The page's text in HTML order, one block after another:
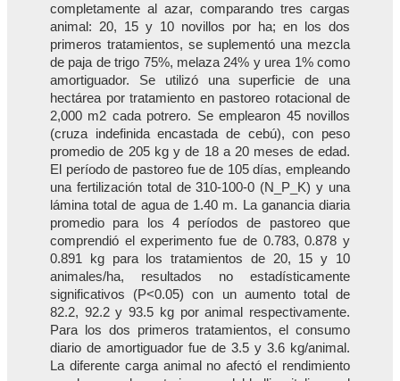
completamente al azar, comparando tres cargas
animal: 20, 15 y 10 novillos por ha; en los dos
primeros tratamientos, se suplementó una mezcla
de paja de trigo 75%, melaza 24% y urea 1% como
amortiguador. Se utilizó una superficie de una
hectárea por tratamiento en pastoreo rotacional de
2,000 m2 cada potrero. Se emplearon 45 novillos
(cruza indefinida encastada de cebú), con peso
promedio de 205 kg y de 18 a 20 meses de edad.
El período de pastoreo fue de 105 días, empleando
una fertilización total de 310-100-0 (N_P_K) y una
lámina total de agua de 1.40 m. La ganancia diaria
promedio para los 4 períodos de pastoreo que
comprendió el experimento fue de 0.783, 0.878 y
0.891 kg para los tratamientos de 20, 15 y 10
animales/ha, resultados no estadísticamente
significativos (P<0.05) con un aumento total de
82.2, 92.2 y 93.5 kg por animal respectivamente.
Para los dos primeros tratamientos, el consumo
diario de amortiguador fue de 3.5 y 3.6 kg/animal.
La diferente carga animal no afectó el rendimiento